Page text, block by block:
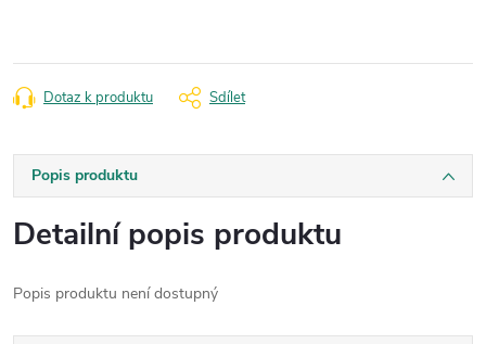
Dotaz k produktu Sdílet
Popis produktu
Detailní popis produktu
Popis produktu není dostupný